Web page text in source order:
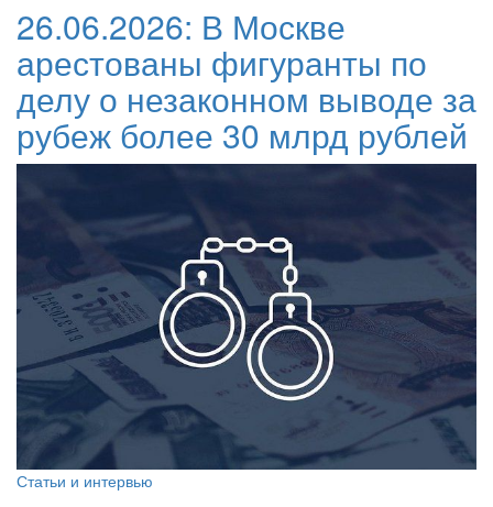
26.06.2026: В Москве
арестованы фигуранты по
делу о незаконном выводе за
рубеж более 30 млрд рублей
Статьи и интервью